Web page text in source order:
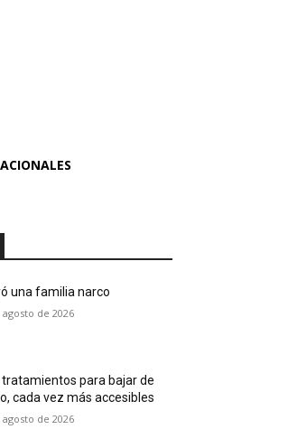
una familia narco
agosto de 2026
tratamientos para bajar de
cada vez más accesibles
agosto de 2026